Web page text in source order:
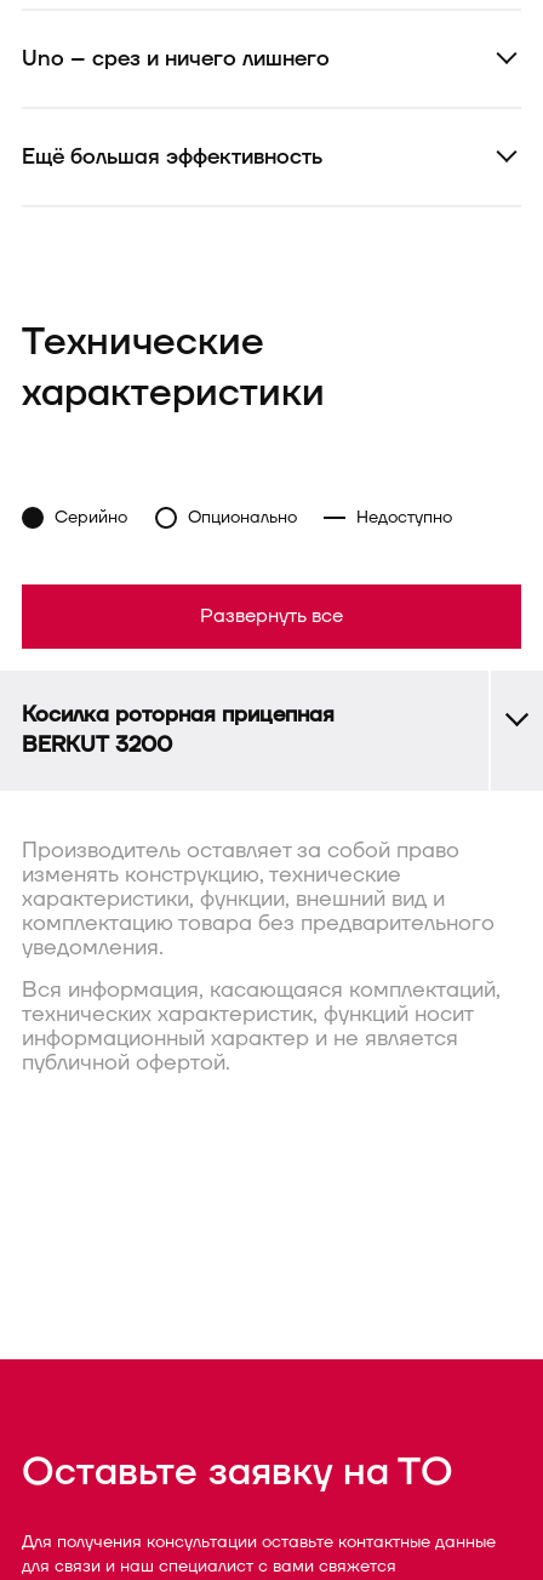
Uno – срез и ничего лишнего
Ещё большая эффективность
Технические
характеристики
Косилка роторная прицепная
BERKUT 3200
Серийно Опционально Недоступно
Развернуть все
Производитель оставляет за собой право
изменять конструкцию, технические
характеристики, функции, внешний вид и
комплектацию товара без предварительного
уведомления.
Вся информация, касающаяся комплектаций,
технических характеристик, функций носит
информационный характер и не является
публичной офертой.
Оставьте заявку на ТО
Для получения консультации оставьте контактные данные
для связи и наш специалист с вами свяжется